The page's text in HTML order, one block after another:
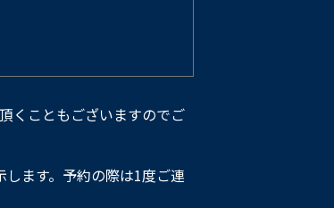
くこともございますのでご
ます。予約の際は1度ご連